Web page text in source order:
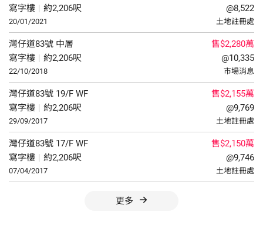
寫字樓 | 約2,206呎
20/01/2021
@8,522
土地註冊處
灣仔道83號 中層
寫字樓 | 約2,206呎
22/10/2018
售$2,280萬
@10,335
市場消息
灣仔道83號 19/F WF
寫字樓 | 約2,206呎
29/09/2017
售$2,155萬
@9,769
土地註冊處
灣仔道83號 17/F WF
寫字樓 | 約2,206呎
07/04/2017
售$2,150萬
@9,746
土地註冊處
更多